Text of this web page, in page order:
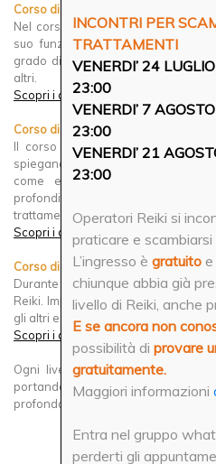
Corso di primo livello
Nel corso di primo livello scoprirai
suo funzionamento e i principi
grado di effettuare trattamenti di
altri.
Scopri i dettagli e il programma del
Corso di secondo livello
Il corso di secondo livello ti
spiegandone l’utilizzo e il motivo
come effettuare trattamenti di
profondità sulla sfera emotiva.
trattamenti a distanza.
Scopri i dettagli e il programma del
Corso di terzo livello
Durante il corso di terzo livello
Reiki. Imparerai a effettuare
gli altri e apprenderai la tecnica
Scopri i dettagli e il programma del
Ogni livello rappresenta un
portandoti sempre più vicino a un
profonda con te stesso e il mondo
INCONTRI PER
TRATTAMENTI
VENERDI’ 24
23:00
VENERDI’ 7
23:00
VENERDI’ 21
23:00
Operatori Reiki si
praticare e
L’ingresso ègratuito
chiunque abbia già
livello di Reiki, anche
E se ancora non
possibilità diprovare
gratuitamente.
Maggiori informazioni
Entra nel gruppo
perderti gli